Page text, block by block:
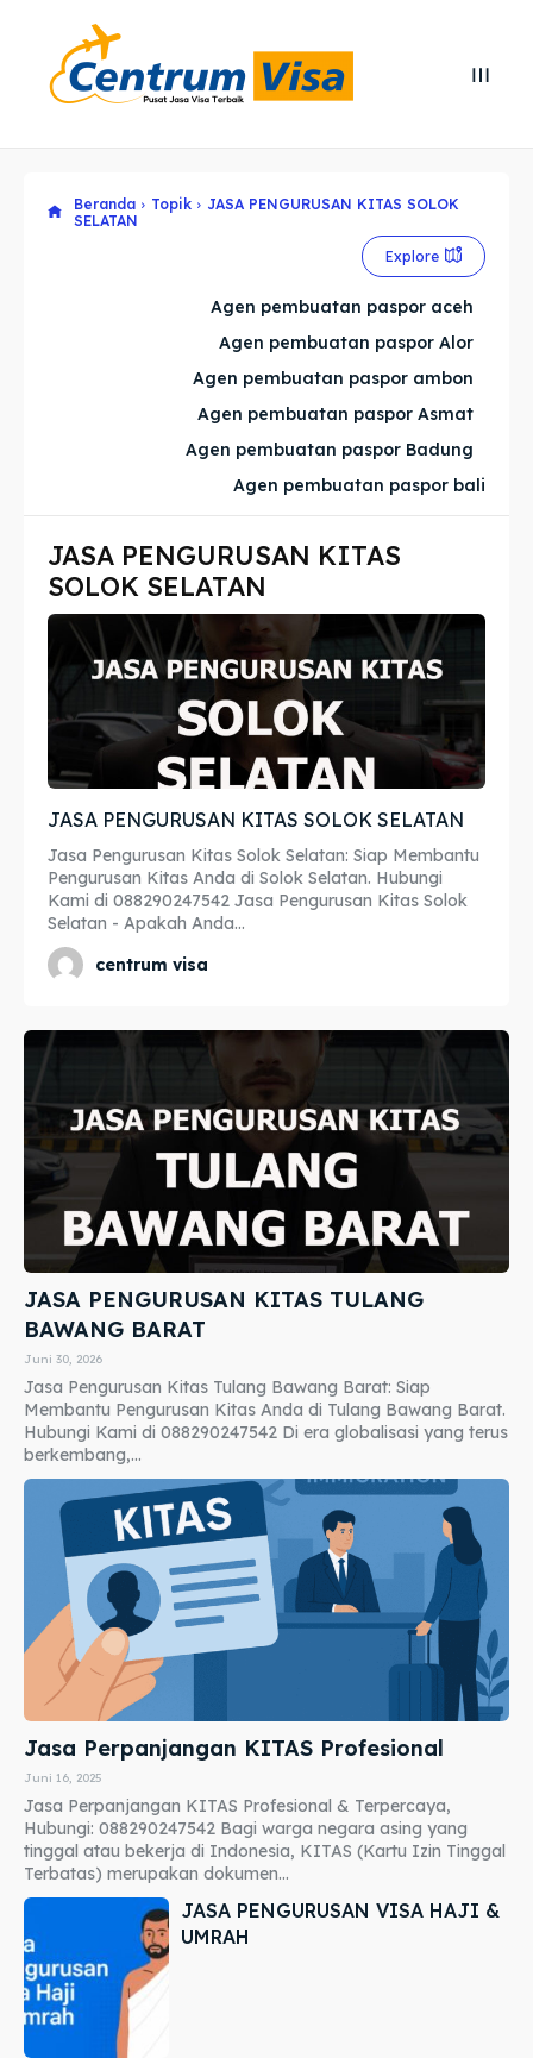
Cari
Cari
Explore our destinations
Imta
Legalisir
Apostille
Penerjemah
Asuransi
Explore our destinations
Imta
Legalisir
Apostille
Penerjemah
Asuransi
Beranda Topik
JASA PENGURUSAN KITAS SOLOK
SELATAN
Explore
Agen pembuatan paspor aceh
Agen pembuatan paspor Alor
Agen pembuatan paspor ambon
Agen pembuatan paspor Asmat
Agen pembuatan paspor Badung
Agen pembuatan paspor bali
JASA PENGURUSAN KITAS
SOLOK SELATAN
JASA PENGURUSAN KITAS SOLOK SELATAN
Jasa Pengurusan Kitas Solok Selatan: Siap Membantu
Pengurusan Kitas Anda di Solok Selatan. Hubungi
Kami di 088290247542 Jasa Pengurusan Kitas Solok
Selatan - Apakah Anda...
centrum visa
JASA PENGURUSAN KITAS TULANG
BAWANG BARAT
Juni 30, 2026
Jasa Pengurusan Kitas Tulang Bawang Barat: Siap
Membantu Pengurusan Kitas Anda di Tulang Bawang Barat.
Hubungi Kami di 088290247542 Di era globalisasi yang terus
berkembang,...
Jasa Perpanjangan KITAS Profesional
Juni 16, 2025
Jasa Perpanjangan KITAS Profesional & Terpercaya,
Hubungi: 088290247542 Bagi warga negara asing yang
tinggal atau bekerja di Indonesia, KITAS (Kartu Izin Tinggal
Terbatas) merupakan dokumen...
JASA PENGURUSAN VISA HAJI &
UMRAH